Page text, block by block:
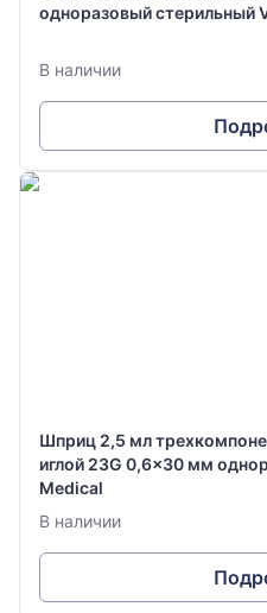
одноразовый стерильный
В наличии
Шприц 2,5 мл
иглой 23G 0,6x30 мм
Medical
В наличии